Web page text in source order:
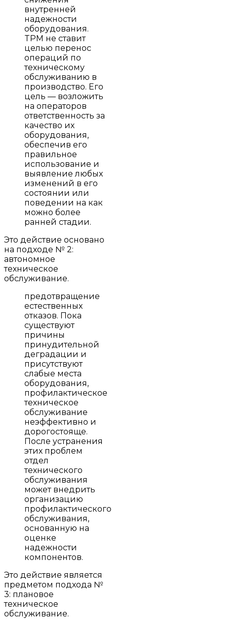
внутренней
надежности
оборудования.
TPM не ставит
целью перенос
операций по
техническому
обслуживанию в
производство. Его
цель — возложить
на операторов
ответственность за
качество их
оборудования,
обеспечив его
правильное
использование и
выявление любых
изменений в его
состоянии или
поведении на как
можно более
ранней стадии.
Это действие основано
на подходе № 2:
автономное
техническое
обслуживание.
предотвращение
естественных
отказов. Пока
существуют
причины
принудительной
деградации и
присутствуют
слабые места
оборудования,
профилактическое
техническое
обслуживание
неэффективно и
дорогостояще.
После устранения
этих проблем
отдел
технического
обслуживания
может внедрить
организацию
профилактического
обслуживания,
основанную на
оценке
надежности
компонентов.
Это действие является
предметом подхода №
3: плановое
техническое
обслуживание.